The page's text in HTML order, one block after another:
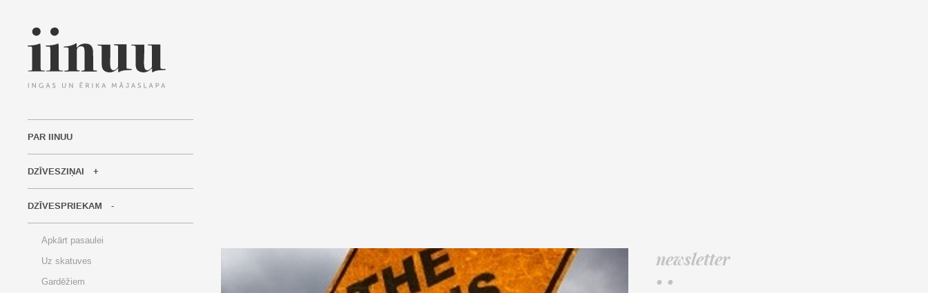
PAR IINUU
DZĪVESZIŅAI
DZĪVESPRIEKAM
Apkārt pasaulei
Uz skatuves
Gardēžiem
newsletter
• •